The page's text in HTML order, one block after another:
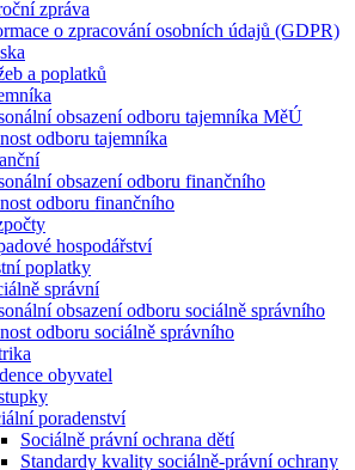
zpráva
o zpracování osobních údajů (GDPR)
a poplatků
obsazení odboru tajemníka MěÚ
odboru tajemníka
obsazení odboru finančního
odboru finančního
hospodářství
poplatky
správní
obsazení odboru sociálně správního
odboru sociálně správního
obyvatel
poradenství
Sociálně právní ochrana dětí
Standardy kvality sociálně-právní ochrany